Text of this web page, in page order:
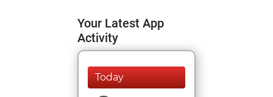
Your Latest App
Activity
Today